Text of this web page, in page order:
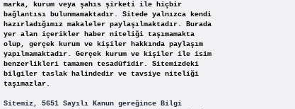
marka, kurum veya şahıs şirketi ile hiçbir
bağlantısı bulunmamaktadır. Sitede yalnızca kendi
hazırladığımız makaleler paylaşılmaktadır. Burada
yer alan içerikler haber niteliği taşımamakta
olup, gerçek kurum ve kişiler hakkında paylaşım
yapılmamaktadır. Gerçek kurum ve kişiler ile isim
benzerlikleri tamamen tesadüfidir. Sitemizdeki
bilgiler taslak halindedir ve tavsiye niteliği
taşımazlar.
Sitemiz, 5651 Sayılı Kanun gereğince Bilgi